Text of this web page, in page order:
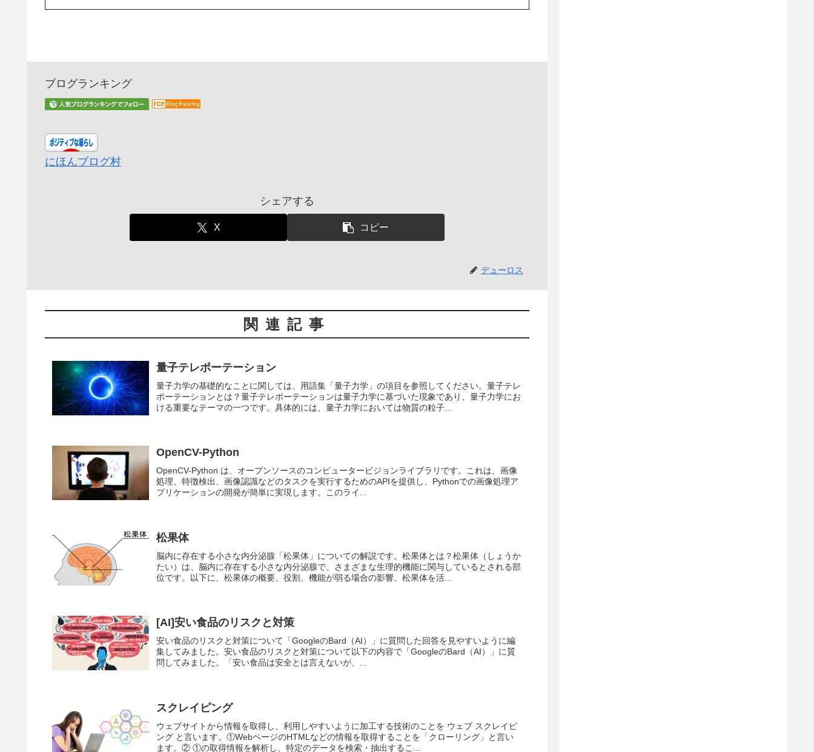
ブログランキング
にほんブログ村
シェアする
X コピー
デューロス
関連記事
量子テレポーテーション
量子力学の基礎的なことに関しては、用語集「量子力学」の項目を参照してください。量子テレ
ポーテーションとは？量子テレポーテーションは量子力学に基づいた現象であり、量子力学にお
ける重要なテーマの一つです。具体的には、量子力学においては物質の粒子...
OpenCV-Python
OpenCV-Python は、オープンソースのコンピュータービジョンライブラリです。これは、画像
処理、特徴検出、画像認識などのタスクを実行するためのAPIを提供し、Pythonでの画像処理ア
プリケーションの開発が簡単に実現します。このライ...
松果体
脳内に存在する小さな内分泌腺「松果体」についての解説です。松果体とは？松果体（しょうか
たい）は、脳内に存在する小さな内分泌腺で、さまざまな生理的機能に関与しているとされる部
位です。以下に、松果体の概要、役割、機能が弱る場合の影響、松果体を活...
[AI]安い食品のリスクと対策
安い食品のリスクと対策について「GoogleのBard（AI）」に質問した回答を見やすいように編
集してみました。安い食品のリスクと対策について以下の内容で「GoogleのBard（AI）」に質
問してみました。「安い食品は安全とは言えないが、...
スクレイピング
ウェブサイトから情報を取得し、利用しやすいように加工する技術のことを ウェブ スクレイピ
ング と言います。①WebページのHTMLなどの情報を取得することを「クローリング」と言い
ます。② ①の取得情報を解析し、特定のデータを検索・抽出するこ...